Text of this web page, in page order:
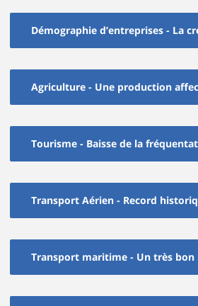
Démographie d’entreprises - La
Agriculture - Une production
Tourisme - Baisse de la
Transport Aérien - Record
Transport maritime - Un très